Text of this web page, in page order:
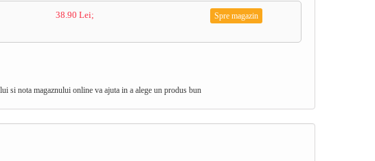
38.90 Lei; Spre magazin
si nota magaznului online va ajuta in a alege un produs bun